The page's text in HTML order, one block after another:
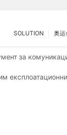
奥运
SOLUTION
изживяване с AR
за
LED дисплеи